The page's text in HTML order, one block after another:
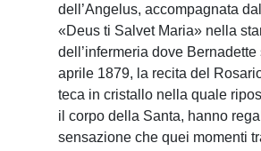
dell’Angelus, accompagnata
«Deus ti Salvet Maria» nella
dell’infermeria dove
aprile 1879, la recita del
teca in cristallo nella quale
il corpo della Santa, hanno
sensazione che quei momenti